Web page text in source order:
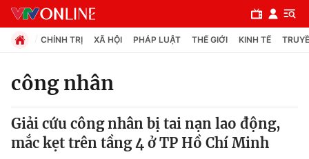
Chuyên mục
Chính trị
CHÍNH TRỊ XÃ HỘI PHÁP LUẬT THẾ GIỚI KINH TẾ
công nhân
Giải cứu công nhân bị tai nạn lao động,
mắc kẹt trên tầng 4 ở TP Hồ Chí Minh